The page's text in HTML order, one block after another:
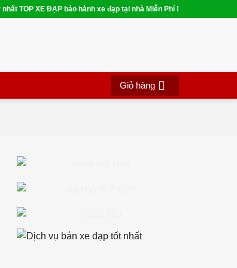
nhất TOP XE ĐẠP bảo hành xe đạp tại nhà Miễn Phí !
Giỏ hàng